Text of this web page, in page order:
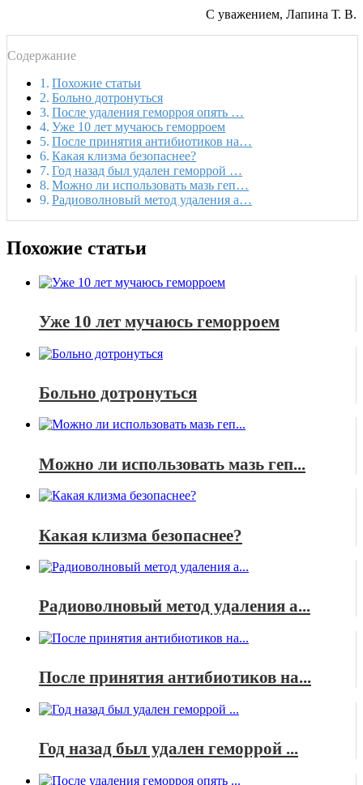
С уважением, Лапина Т. В.
Содержание
Похожие статьи
Больно дотронуться
После удаления геморроя опять …
Уже 10 лет мучаюсь геморроем
После принятия антибиотиков на…
Какая клизма безопаснее?
Год назад был удален геморрой …
Можно ли использовать мазь геп…
Радиоволновый метод удаления а…
Похожие статьи
Уже 10 лет мучаюсь геморроем
Больно дотронуться
Можно ли использовать мазь геп...
Какая клизма безопаснее?
Радиоволновый метод удаления а...
После принятия антибиотиков на...
Год назад был удален геморрой ...